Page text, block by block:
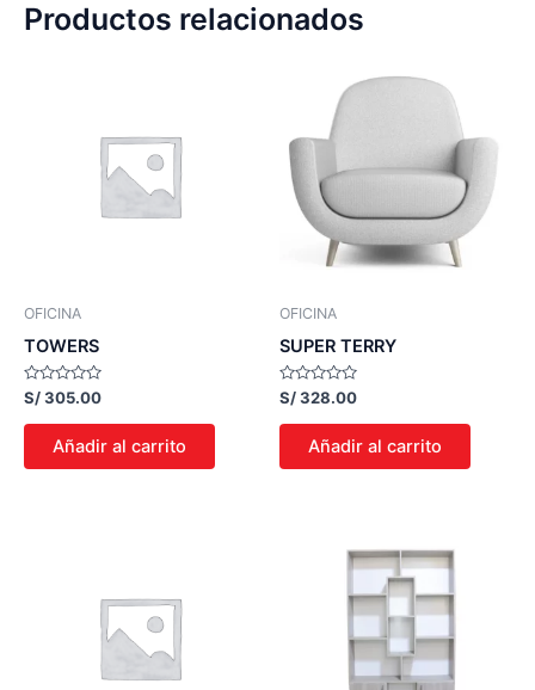
Productos relacionados
OFICINA
TOWERS
Valorado
con
0
S/305.00
Añadir al carrito
OFICINA
SUPER TERRY
Valorado
con
0
S/328.00
Añadir al carrito